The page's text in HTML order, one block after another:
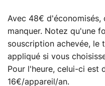
Avec 48€ d'économisés,
manquer. Notez qu'une
souscription achevée, le
appliqué si vous
Pour l'heure, celui-ci est
16€/appareil/an.